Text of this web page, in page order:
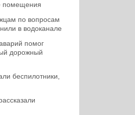
помещения
по вопросам
в водоканале
помог
дорожный
беспилотники,